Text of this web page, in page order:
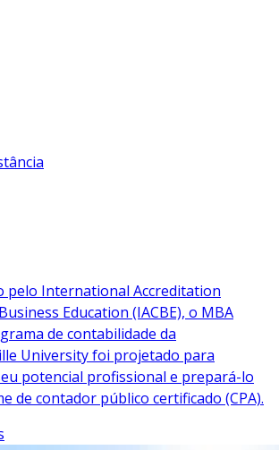
pelo International Accreditation
Education (IACBE), o MBA
de contabilidade da
University foi projetado para
potencial profissional e prepará-lo
de contador público certificado (CPA).